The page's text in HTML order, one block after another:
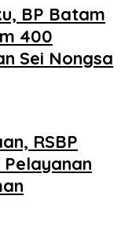
BP Batam
400
Sei Nongsa
RSBP